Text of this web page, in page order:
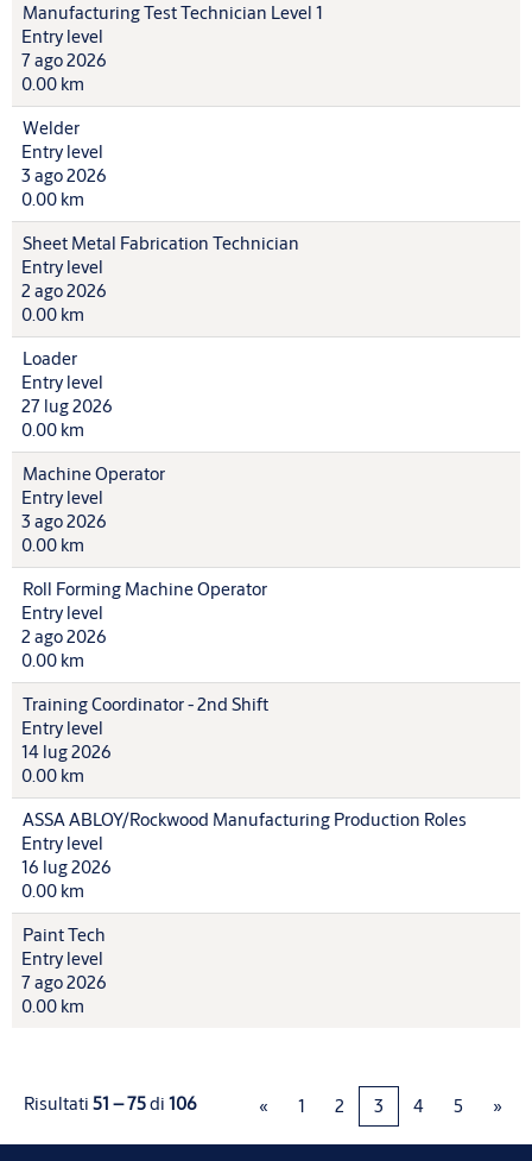
Manufacturing Test Technician Level 1
Entry level
7 ago 2026
0.00 km
Welder
Entry level
3 ago 2026
0.00 km
Sheet Metal Fabrication Technician
Entry level
2 ago 2026
0.00 km
Loader
Entry level
27 lug 2026
0.00 km
Machine Operator
Entry level
3 ago 2026
0.00 km
Roll Forming Machine Operator
Entry level
2 ago 2026
0.00 km
Training Coordinator - 2nd Shift
Entry level
14 lug 2026
0.00 km
ASSA ABLOY/Rockwood Manufacturing Production Roles
Entry level
16 lug 2026
0.00 km
Paint Tech
Entry level
7 ago 2026
0.00 km
Risultati 51 – 75di 106 « 1 2 3 4 5 »